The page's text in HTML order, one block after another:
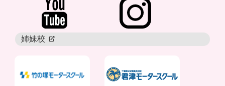
姉妹校 newtab